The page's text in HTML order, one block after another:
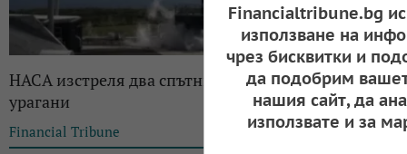
НАСА изстреля два спътника за проследяване на
урагани
Financial Tribune 09:40, 08.05.2023
Financialtribune.bg
използване на
чрез бисквитки и
да подобрим
нашия сайт, да
използвате и за